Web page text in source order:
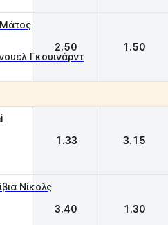
Γκουινάρντ
2.50 1.50
1.33 3.15
Νίκολς
3.40 1.30